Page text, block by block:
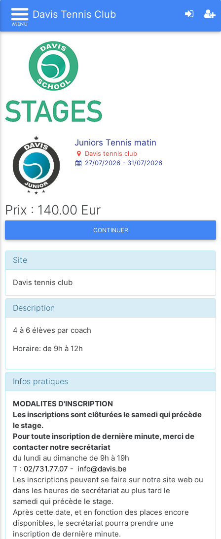
Davis Tennis Club
Juniors Tennis matin
Davis tennis club
27/07/2026 - 31/07/2026
Prix : 140.00 Eur
CONTINUER
Site
Davis tennis club
Description
4 à 6 élèves par coach
Horaire: de 9h à 12h
Infos pratiques
MODALITES D'INSCRIPTION
Les inscriptions sont clôturées le samedi qui précède
le stage.
Pour toute inscription de dernière minute, merci de
contacter notre secrétariat
du lundi au dimanche de 9h à 19h
T : 02/731.77.07 - info@davis.be
Les inscriptions peuvent se faire sur notre site web ou
dans les heures de secrétariat au plus tard le
samedi qui précède le stage.
Après cette date, et en fonction des places encore
disponibles, le secrétariat pourra prendre une
inscription de dernière minute.